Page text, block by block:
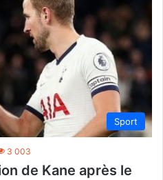
Sport
3 003
de Kane après le